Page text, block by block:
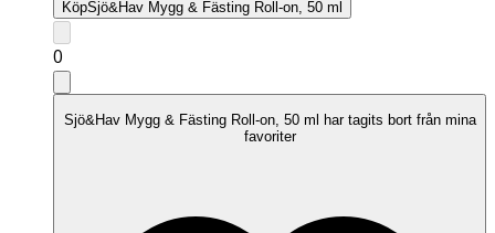
KöpSjö&Hav Mygg & Fästing Roll-on, 50 ml
0
Sjö&Hav Mygg & Fästing Roll-on, 50 ml har tagits bort från mina
favoriter